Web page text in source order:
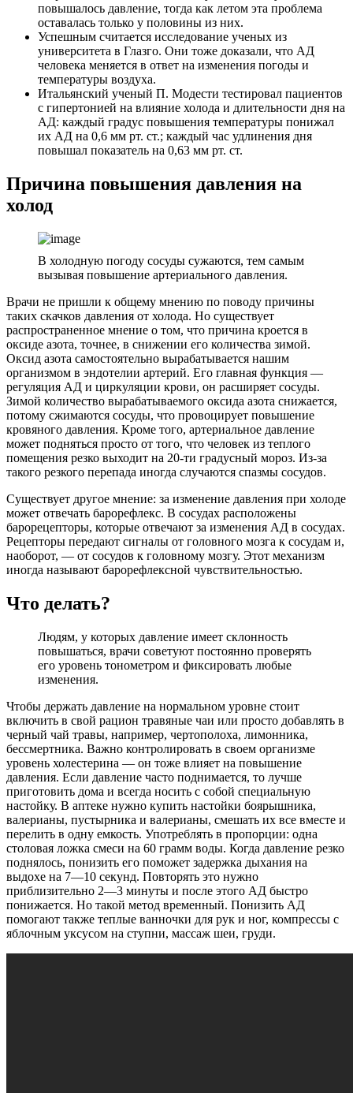
повышалось давление, тогда как летом эта проблема
оставалась только у половины из них.
Успешным считается исследование ученых из
университета в Глазго. Они тоже доказали, что АД
человека меняется в ответ на изменения погоды и
температуры воздуха.
Итальянский ученый П. Модести тестировал пациентов
с гипертонией на влияние холода и длительности дня на
АД: каждый градус повышения температуры понижал
их АД на 0,6 мм рт. ст.; каждый час удлинения дня
повышал показатель на 0,63 мм рт. ст.
Причина повышения давления на
холод
В холодную погоду сосуды сужаются, тем самым
вызывая повышение артериального давления.
Врачи не пришли к общему мнению по поводу причины
таких скачков давления от холода. Но существует
распространенное мнение о том, что причина кроется в
оксиде азота, точнее, в снижении его количества зимой.
Оксид азота самостоятельно вырабатывается нашим
организмом в эндотелии артерий. Его главная функция —
регуляция АД и циркуляции крови, он расширяет сосуды.
Зимой количество вырабатываемого оксида азота снижается,
потому сжимаются сосуды, что провоцирует повышение
кровяного давления. Кроме того, артериальное давление
может подняться просто от того, что человек из теплого
помещения резко выходит на 20-ти градусный мороз. Из-за
такого резкого перепада иногда случаются спазмы сосудов.
Существует другое мнение: за изменение давления при холоде
может отвечать барорефлекс. В сосудах расположены
барорецепторы, которые отвечают за изменения АД в сосудах.
Рецепторы передают сигналы от головного мозга к сосудам и,
наоборот, — от сосудов к головному мозгу. Этот механизм
иногда называют барорефлексной чувствительностью.
Что делать?
Людям, у которых давление имеет склонность
повышаться, врачи советуют постоянно проверять
его уровень тонометром и фиксировать любые
изменения.
Чтобы держать давление на нормальном уровне стоит
включить в свой рацион травяные чаи или просто добавлять в
черный чай травы, например, чертополоха, лимонника,
бессмертника. Важно контролировать в своем организме
уровень холестерина — он тоже влияет на повышение
давления. Если давление часто поднимается, то лучше
приготовить дома и всегда носить с собой специальную
настойку. В аптеке нужно купить настойки боярышника,
валерианы, пустырника и валерианы, смешать их все вместе и
перелить в одну емкость. Употреблять в пропорции: одна
столовая ложка смеси на 60 грамм воды. Когда давление резко
поднялось, понизить его поможет задержка дыхания на
выдохе на 7―10 секунд. Повторять это нужно
приблизительно 2―3 минуты и после этого АД быстро
понижается. Но такой метод временный. Понизить АД
помогают также теплые ванночки для рук и ног, компрессы с
яблочным уксусом на ступни, массаж шеи, груди.